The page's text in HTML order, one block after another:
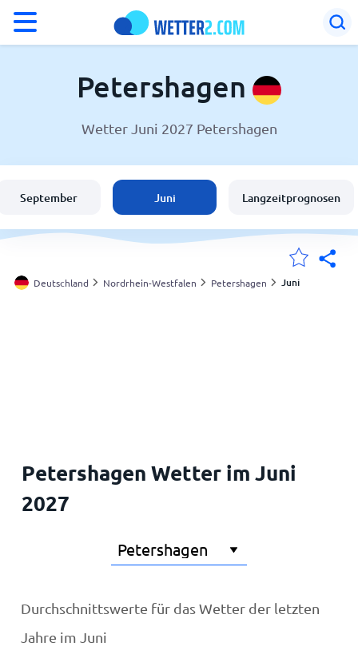
Wetter in Petershagen
Schweiz
Österreich
Petershagen
Wetter Juni 2027 Petershagen
September Juni Langzeitprognosen
Deutschland Nordrhein-Westfalen Petershagen Juni
Petershagen Wetter im Juni
2027
Durchschnittswerte für das Wetter der letzten
Jahre im Juni